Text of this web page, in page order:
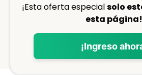
¡Esta oferta especialsolo
esta página!
¡Ingreso